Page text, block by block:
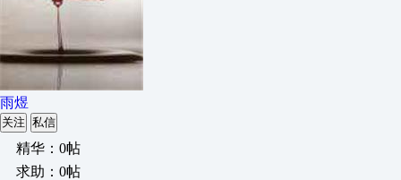
雨煜
关注 私信
精华：0帖
求助：0帖